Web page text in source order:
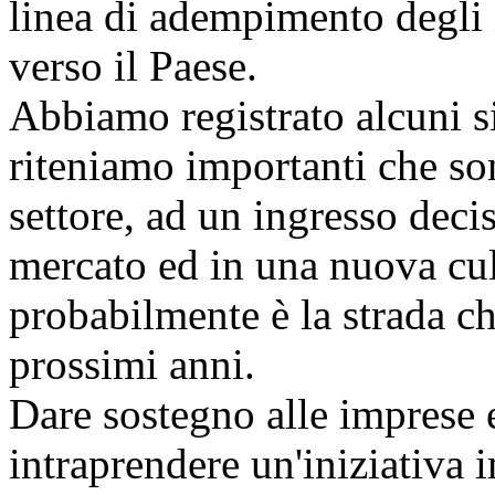
linea di adempimento
verso il Paese.
Abbiamo registrato alcuni
riteniamo importanti che
settore, ad un ingresso
mercato ed in una nuova
probabilmente è la strada
prossimi anni.
Dare sostegno alle
intraprendere un'iniziativa